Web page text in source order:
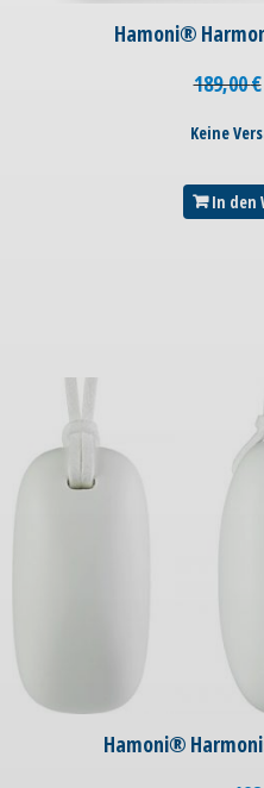
Hamoni®
189,00€
Keine
In den
Hamoni®